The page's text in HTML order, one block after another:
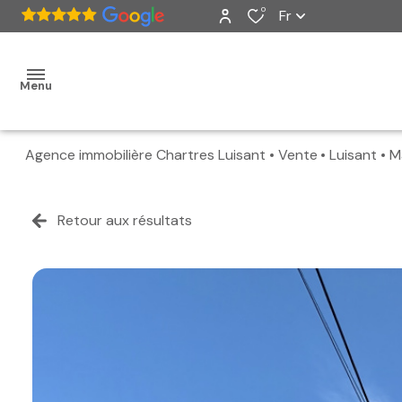
0 Fr
Menu
ventes
biens
Agence immobilière Chartres Luisant Vente Luisant
Retour aux résultats